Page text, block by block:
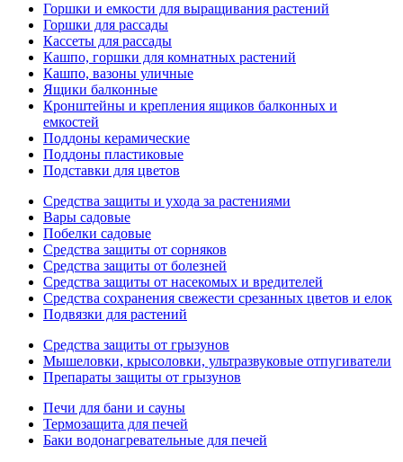
Горшки и емкости для выращивания растений
Горшки для рассады
Кассеты для рассады
Кашпо, горшки для комнатных растений
Кашпо, вазоны уличные
Ящики балконные
Кронштейны и крепления ящиков балконных и
емкостей
Поддоны керамические
Поддоны пластиковые
Подставки для цветов
Средства защиты и ухода за растениями
Вары садовые
Побелки садовые
Средства защиты от сорняков
Средства защиты от болезней
Средства защиты от насекомых и вредителей
Средства сохранения свежести срезанных цветов и елок
Подвязки для растений
Средства защиты от грызунов
Мышеловки, крысоловки, ультразвуковые отпугиватели
Препараты защиты от грызунов
Печи для бани и сауны
Термозащита для печей
Баки водонагревательные для печей